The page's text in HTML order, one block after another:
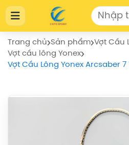
Cửa Hàng Thể Thao COVISPORT
Cửa Hàng Thể Thao COVISPORT
0772155559
https://covisport.com/
Trang chủ Sản phẩm Vợt Cầu
Vợt cầu lông Yonex
Vợt Cầu Lông Yonex Arcsaber